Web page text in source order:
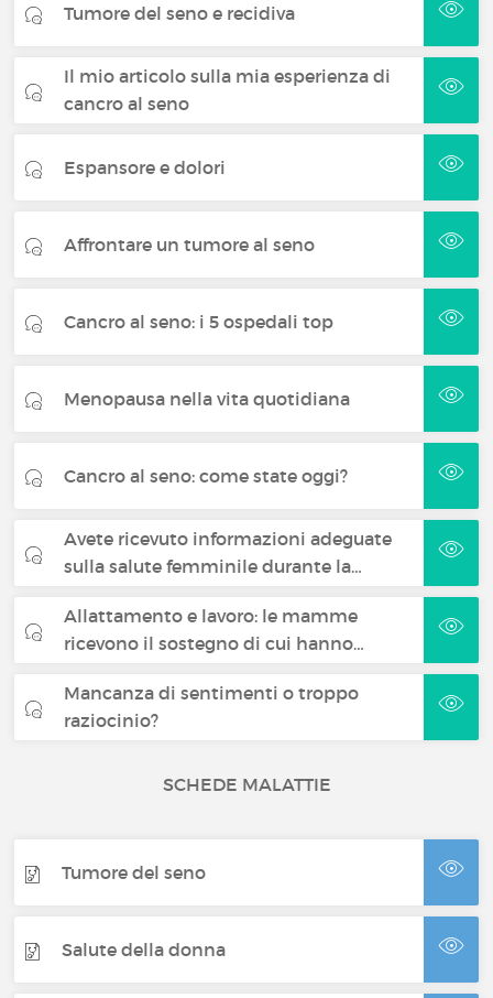
Tumore del seno e recidiva
Il mio articolo sulla mia esperienza di
cancro al seno
Espansore e dolori
Affrontare un tumore al seno
Cancro al seno: i 5 ospedali top
Menopausa nella vita quotidiana
Cancro al seno: come state oggi?
Avete ricevuto informazioni adeguate
sulla salute femminile durante la…
Allattamento e lavoro: le mamme
ricevono il sostegno di cui hanno…
Mancanza di sentimenti o troppo
raziocinio?
SCHEDE MALATTIE
Tumore del seno
Salute della donna